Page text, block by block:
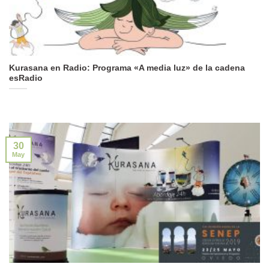
Kurasana en Radio: Programa «A media luz» de la cadena
esRadio
30
May